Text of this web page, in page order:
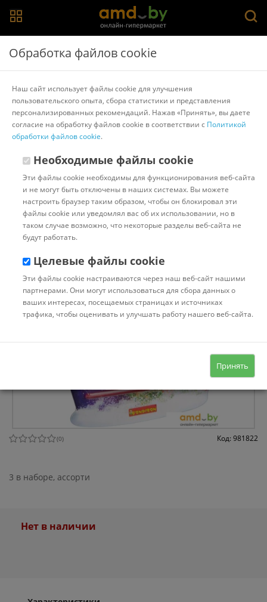
Главная > Каталог товаров
Товары для рисования и
творчества > Bondibon
Набор для рисования Bondibon Елочные
украшения. Снежинка на карте домик ВВ2144
Другие товары Bondibon
(0) Код: 981822
3 в наборе, ассорти
Нет в наличии
Обработка файлов cookie
Наш сайт использует файлы cookie для улучшения
пользовательского опыта, сбора статистики и представления
персонализированных рекомендаций. Нажав «Принять», вы даете
согласие на обработку файлов cookie в соответствии с Политикой
обработки файлов cookie.
Необходимые файлы cookie
Эти файлы cookie необходимы для функционирования веб-сайта
и не могут быть отключены в наших системах. Вы можете
настроить браузер таким образом, чтобы он блокировал эти
файлы cookie или уведомлял вас об их использовании, но в
таком случае возможно, что некоторые разделы веб-сайта не
будут работать.
Целевые файлы cookie
Эти файлы cookie настраиваются через наш веб-сайт нашими
партнерами. Они могут использоваться для сбора данных о
ваших интересах, посещаемых страницах и источниках
трафика, чтобы оценивать и улучшать работу нашего веб-сайта.
Принять